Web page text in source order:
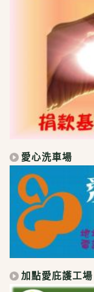
愛心洗車場
加點愛庇護工場